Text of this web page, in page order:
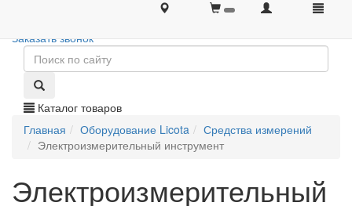
+7 (495) 646-08-66 +7 (495) 646-08-66
Заказать звонок
Каталог товаров
Главная
Оборудование Licota
Средства измерений
Электроизмерительный инструмент
Электроизмерительный